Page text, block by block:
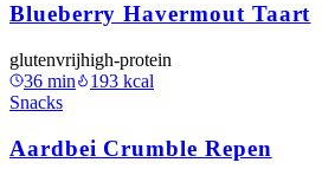
Blueberry Havermout Taart
glutenvrijhigh-protein
36 min 193 kcal
Snacks
Aardbei Crumble Repen